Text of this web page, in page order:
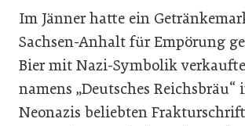
Im Jänner hatte ein
Sachsen-Anhalt für Empörung
Bier mit Nazi-Symbolik
namens „Deutsches Reichsbräu“
Neonazis beliebten